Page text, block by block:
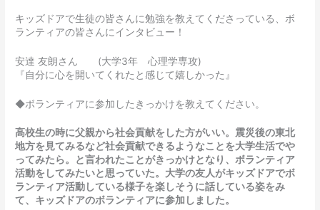
キッズドアで生徒の皆さんに勉強を教えてくださっている、ボ
ランティアの皆さんにインタビュー！
安達 友朗さん (大学3年 心理学専攻)
『自分に心を開いてくれたと感じて嬉しかった』
◆ボランティアに参加したきっかけを教えてください。
高校生の時に父親から社会貢献をした方がいい。震災後の東北
地方を見てみるなど社会貢献できるようなことを大学生活でや
ってみたら。と言われたことがきっかけとなり、ボランティア
活動をしてみたいと思っていた。大学の友人がキッズドアでボ
ランティア活動している様子を楽しそうに話している姿をみ
て、キッズドアのボランティアに参加しました。